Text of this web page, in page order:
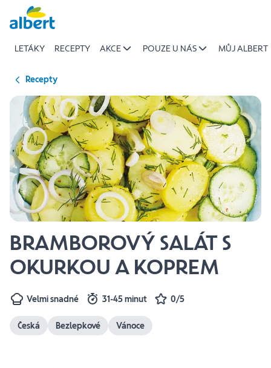
Přeskočit
LETÁKY RECEPTY AKCE POUZE U NÁS MŮJ ALBERT
Recepty
BRAMBOROVÝ SALÁT S
OKURKOU A KOPREM
Velmi snadné 31-45 minut 0/5
Česká Bezlepkové Vánoce